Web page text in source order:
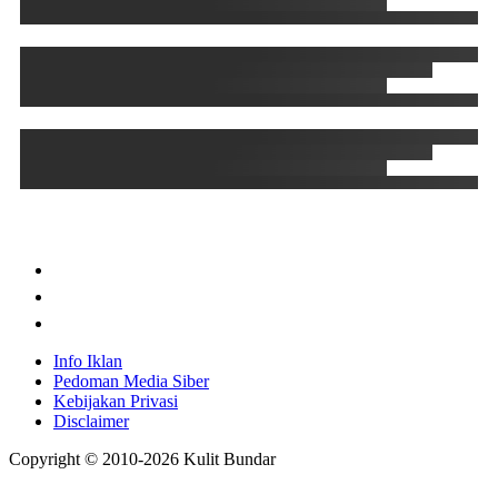
Info Iklan
Pedoman Media Siber
Kebijakan Privasi
Disclaimer
Copyright © 2010-2026 Kulit Bundar